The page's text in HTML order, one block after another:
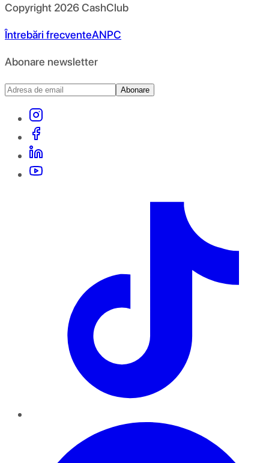
Copyright 2026CashClub
Întrebări frecventeANPC
Abonare newsletter
Abonare